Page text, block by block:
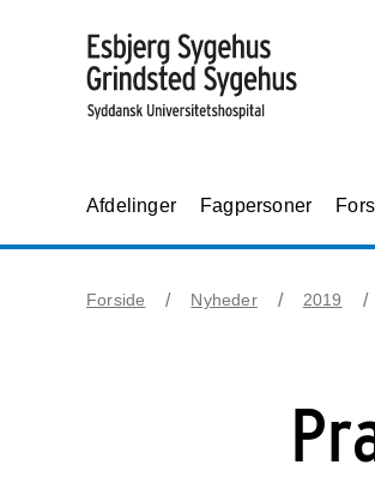
Afdelinger Fagpersoner
Forside Nyheder 2019